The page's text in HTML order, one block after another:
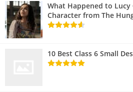
What Happened to Lucy
Character from The
10 Best Class 6 Small